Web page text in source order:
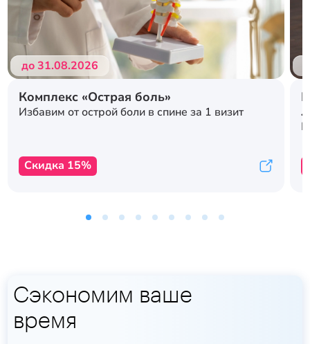
до 31.08.2026
Комплекс «Острая боль»
Избавим от острой боли в спине за 1 визит
Скидка 15%
Сэкономим ваше
время